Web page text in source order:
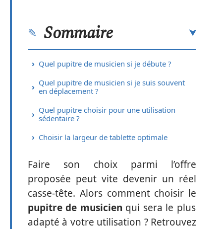
Sommaire
Quel pupitre de musicien si je débute ?
Quel pupitre de musicien si je suis souvent
en déplacement ?
Quel pupitre choisir pour une utilisation
sédentaire ?
Choisir la largeur de tablette optimale
Faire son choix parmi l’offre
proposée peut vite devenir un réel
casse-tête. Alors comment choisir le
pupitre de musicien qui sera le plus
adapté à votre utilisation ? Retrouvez